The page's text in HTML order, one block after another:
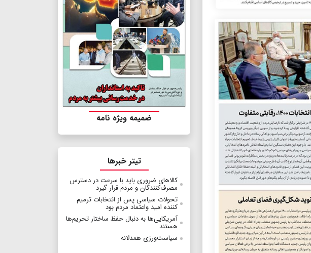
ضمیمه ویژه نامه
تیتر خبرها
کالاهای ضروری باید با سرعت در دسترس
مصرف‌کنندگان و مردم قرار گیرد
تحولات سیاسی پس از انتخابات ترمیم
کننده امید واعتماد مردم بود
آمریکایی‌ها به دنبال حفظ ساختار تحریم‌ها
هستند
سیاست‌ورزی همدلانه